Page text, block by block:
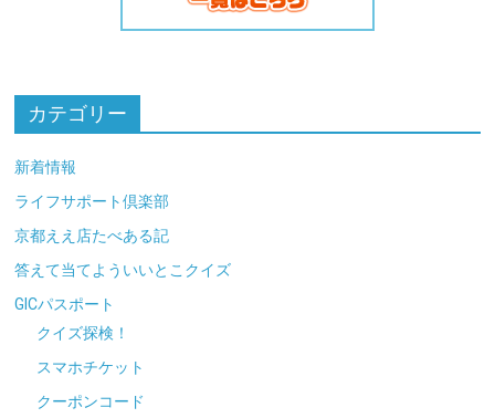
カテゴリー
新着情報
ライフサポート倶楽部
京都ええ店たべある記
答えて当てよういいとこクイズ
GICパスポート
クイズ探検！
スマホチケット
クーポンコード